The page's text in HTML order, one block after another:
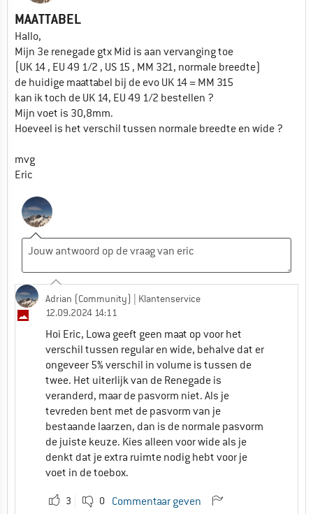
MAATTABEL
Hallo,
Mijn 3e renegade gtx Mid is aan vervanging toe
(UK 14 , EU 49 1/2 , US 15 , MM 321, normale breedte)
de huidige maattabel bij de evo UK 14 = MM 315
kan ik toch de UK 14, EU 49 1/2 bestellen ?
Mijn voet is 30,8mm.
Hoeveel is het verschil tussen normale breedte en wide ?
mvg
Eric
Adrian (Community)
| Klantenservice
12.09.2024 14:11
Hoi Eric, Lowa geeft geen maat op voor het
verschil tussen regular en wide, behalve dat er
ongeveer 5% verschil in volume is tussen de
twee. Het uiterlijk van de Renegade is
veranderd, maar de pasvorm niet. Als je
tevreden bent met de pasvorm van je
bestaande laarzen, dan is de normale pasvorm
de juiste keuze. Kies alleen voor wide als je
denkt dat je extra ruimte nodig hebt voor je
voet in de toebox.
3 0 Commentaar geven